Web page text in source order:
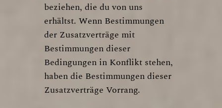
beziehen, die du von uns
erhältst. Wenn Bestimmungen
der Zusatzverträge mit
Bestimmungen dieser
Bedingungen in Konflikt stehen,
haben die Bestimmungen dieser
Zusatzverträge Vorrang.